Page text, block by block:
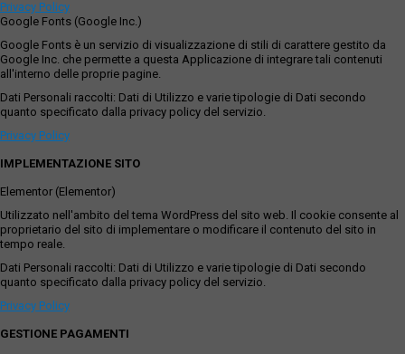
Privacy Policy
Google Fonts (Google Inc.)
Google Fonts è un servizio di visualizzazione di stili di carattere gestito da
Google Inc. che permette a questa Applicazione di integrare tali contenuti
all'interno delle proprie pagine.
Dati Personali raccolti: Dati di Utilizzo e varie tipologie di Dati secondo
quanto specificato dalla privacy policy del servizio.
Privacy Policy
IMPLEMENTAZIONE SITO
Elementor (Elementor)
Utilizzato nell'ambito del tema WordPress del sito web. Il cookie consente al
proprietario del sito di implementare o modificare il contenuto del sito in
tempo reale.
Dati Personali raccolti: Dati di Utilizzo e varie tipologie di Dati secondo
quanto specificato dalla privacy policy del servizio.
Privacy Policy
GESTIONE PAGAMENTI